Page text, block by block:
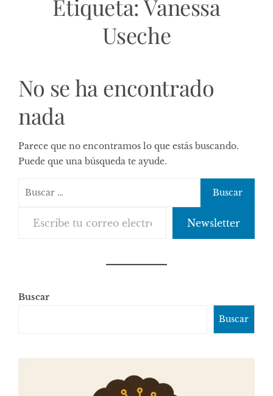
Etiqueta:Vanessa
Useche
No se ha encontrado
nada
Parece que no encontramos lo que estás buscando.
Puede que una búsqueda te ayude.
Newsletter
Buscar
Buscar